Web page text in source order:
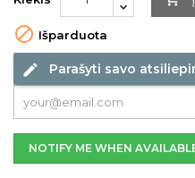
 Išparduota
edit Parašyti savo
NOTIFY ME WHEN